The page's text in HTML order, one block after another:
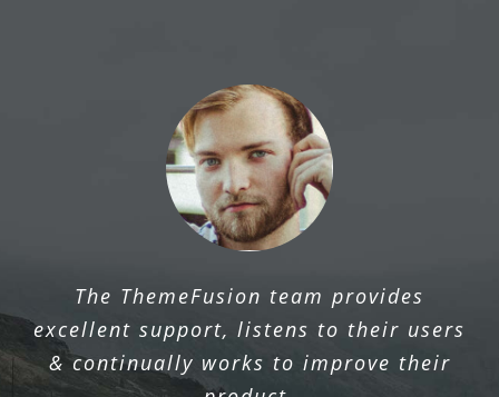
The ThemeFusion team provides
excellent support, listens to their users
& continually works to improve their